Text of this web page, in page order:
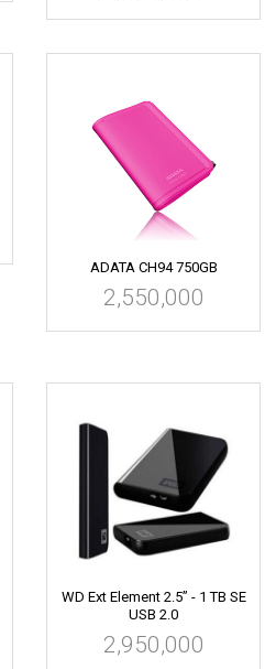
ADATA CH94 750GB
2,550,000
WD Ext Element 2.5” - 1 TB SE
USB 2.0
2,950,000